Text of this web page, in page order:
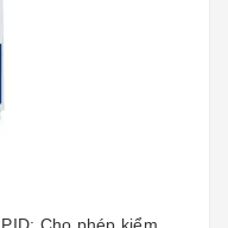
Cho phép kiểm